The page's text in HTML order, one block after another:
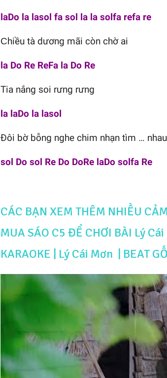
laDo la lasol fa sol la la solfa refa re
Ϲhiều tà dương mãi còn chờ ai
la Do Re ReFa la Do Re
Tia nắng soi rưng rưng
la laDo la lasol
Đôi bờ bỗng nghe chim nhạn tìm … nhau
sol Do sol Re Do DoRe laDo solfa Re
CÁC BẠN XEM THÊM NHIỀU
MUA SÁO C5 ĐỂ CHƠI BÀI Lý
KARAOKE | Lý Cái Mơn | BEAT